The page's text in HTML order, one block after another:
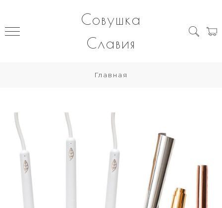
Совушка
Славия
Главная